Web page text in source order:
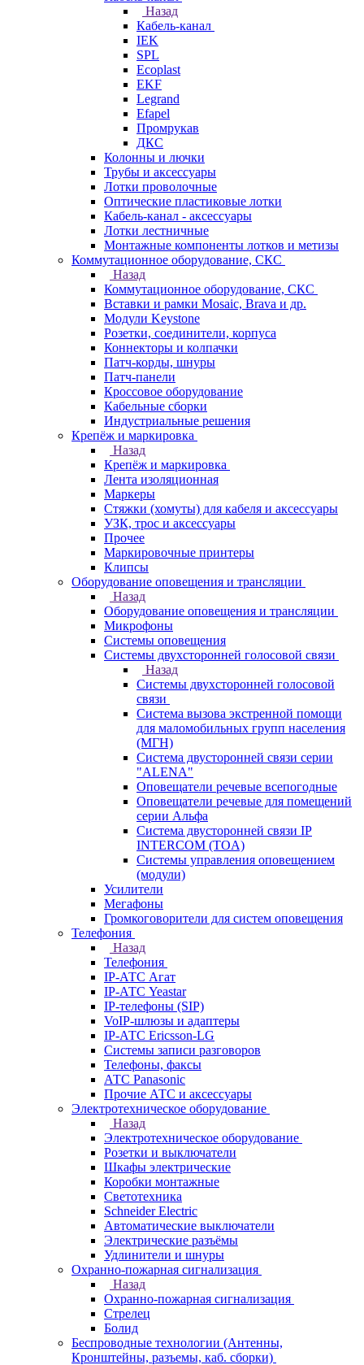
Назад
Кабель-канал
IEK
SPL
Ecoplast
EKF
Legrand
Efapel
Промрукав
ДКС
Колонны и лючки
Трубы и аксессуары
Лотки проволочные
Оптические пластиковые лотки
Кабель-канал - аксессуары
Лотки лестничные
Монтажные компоненты лотков и метизы
Коммутационное оборудование, СКС
Назад
Коммутационное оборудование, СКС
Вставки и рамки Mosaic, Brava и др.
Модули Keystone
Розетки, соединители, корпуса
Коннекторы и колпачки
Патч-корды, шнуры
Патч-панели
Кроссовое оборудование
Кабельные сборки
Индустриальные решения
Крепёж и маркировка
Назад
Крепёж и маркировка
Лента изоляционная
Маркеры
Стяжки (хомуты) для кабеля и аксессуары
УЗК, трос и аксессуары
Прочее
Маркировочные принтеры
Клипсы
Оборудование оповещения и трансляции
Назад
Оборудование оповещения и трансляции
Микрофоны
Системы оповещения
Системы двухсторонней голосовой связи
Назад
Системы двухсторонней голосовой
связи
Система вызова экстренной помощи
для маломобильных групп населения
(МГН)
Система двусторонней связи серии
"ALENA"
Оповещатели речевые всепогодные
Оповещатели речевые для помещений
серии Альфа
Система двусторонней связи IP
INTERCOM (TOA)
Системы управления оповещением
(модули)
Усилители
Мегафоны
Громкоговорители для систем оповещения
Телефония
Назад
Телефония
IP-АТС Агат
IP-АТС Yeastar
IP-телефоны (SIP)
VoIP-шлюзы и адаптеры
IP-АТС Ericsson-LG
Системы записи разговоров
Телефоны, факсы
АТС Panasonic
Прочие АТС и аксессуары
Электротехническое оборудование
Назад
Электротехническое оборудование
Розетки и выключатели
Шкафы электрические
Коробки монтажные
Светотехника
Schneider Electric
Автоматические выключатели
Электрические разъёмы
Удлинители и шнуры
Охранно-пожарная сигнализация
Назад
Охранно-пожарная сигнализация
Стрелец
Болид
Беспроводные технологии (Антенны,
Кронштейны, разъемы, каб. сборки)